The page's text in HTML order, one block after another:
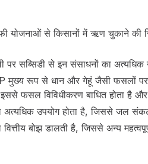
योजनाओं से किसानों में ऋण चुकाने की
पर सब्सिडी से इन संसाधनों का अत्यधिक
मुख्य रूप से धान और गेहूं जैसी फसलों पर
फसल विविधीकरण बाधित होता है और
अत्यधिक उपयोग होता है, जिससे जल
बोझ डालती है, जिससे अन्य